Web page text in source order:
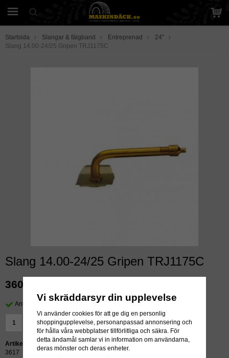
Startsida Slangar & fälgband Entreprenad
24"
Slang 14.00-24/25 Gripen TRJ1175C
Slang 14.00-24/25 Gripen TRJ1175C
360 kr
Antal i lager: >24 st
LÄGG I VARUKORG »
Artikelnummer:
3617
Vi skräddarsyr din upplevelse
Vi använder cookies för att ge dig en personlig
shoppingupplevelse, personanpassad annonsering och
för hålla våra webbplatser tillförlitliga och säkra. För
detta ändamål samlar vi in information om användarna,
deras mönster och deras enheter.